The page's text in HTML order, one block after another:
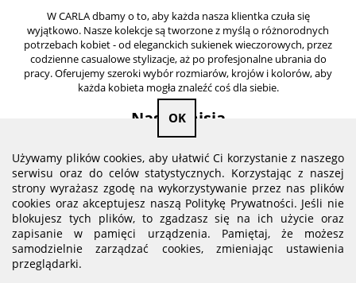
W CARLA dbamy o to, aby każda nasza klientka czuła się
wyjątkowo. Nasze kolekcje są tworzone z myślą o różnorodnych
potrzebach kobiet - od eleganckich sukienek wieczorowych, przez
codzienne casualowe stylizacje, aż po profesjonalne ubrania do
pracy. Oferujemy szeroki wybór rozmiarów, krojów i kolorów, aby
każda kobieta mogła znaleźć coś dla siebie.
Nasza misja
styl i osobowość każdej kobiety. Wierzymy, że moda powinna być
dostępna dla każdego, dlatego oferujemy konkurencyjne ceny
oraz regularne promocje i wyprzedaże. Z nami każda kobieta może
wyglądać modnie i czuć się pewnie, nie rezygnując przy tym z
komfortu.
Zapraszamy do odkrywania naszej najnowszej kolekcji, która
Używamy plików cookies, aby ułatwić Ci korzystanie z naszego
serwisu oraz do celów statystycznych. Korzystając z naszej
strony wyrażasz zgodę na wykorzystywanie przez nas plików
cookies oraz akceptujesz naszą Politykę Prywatności. Jeśli nie
blokujesz tych plików, to zgadzasz się na ich użycie oraz
zapisanie w pamięci urządzenia. Pamiętaj, że możesz
samodzielnie zarządzać cookies, zmieniając ustawienia
przeglądarki.
OK